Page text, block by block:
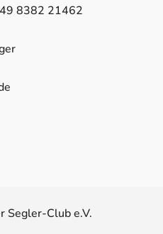
8382 21462
Segler-Club e.V.